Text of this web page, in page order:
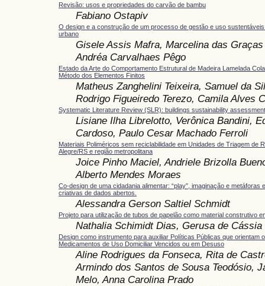
Revisão: usos e propriedades do carvão de bambu
Fabiano Ostapiv
O design e a construção de um processo de gestão e uso
urbano
Gisele Assis Mafra, Marcelina das
Andréa Carvalhaes Pêgo
Estado da Arte do Comportamento Estrutural de Madeira Lamelada
Método dos Elementos Finitos
Matheus Zanghelini Teixeira, Samuel da
Rodrigo Figueiredo Terezo, Camila Alves
Systematic Literature Review (SLR): buildings sustainability
Lisiane Ilha Librelotto, Verônica Bandini,
Cardoso, Paulo Cesar Machado Ferroli
Materiais Poliméricos sem reciclabilidade em Unidades de Triagem de
Alegre/RS e região metropolitana
Joice Pinho Maciel, Andriele Brizolla
Alberto Mendes Moraes
Co-design de uma cidadania alimentar: “play”, imaginação e metáforas
criativas de dados abertos.
Alessandra Gerson Saltiel Schmidt
Projeto para utilização de tubos de papelão como material construtivo
Nathalia Schimidt Dias, Gerusa de Cássia
Design como instrumento para auxiliar Políticas Públicas que orientam
Medicamentos de Uso Domiciliar Vencidos ou em Desuso
Aline Rodrigues da Fonseca, Rita de
Armindo dos Santos de Sousa Teodósio,
Melo, Anna Carolina Prado